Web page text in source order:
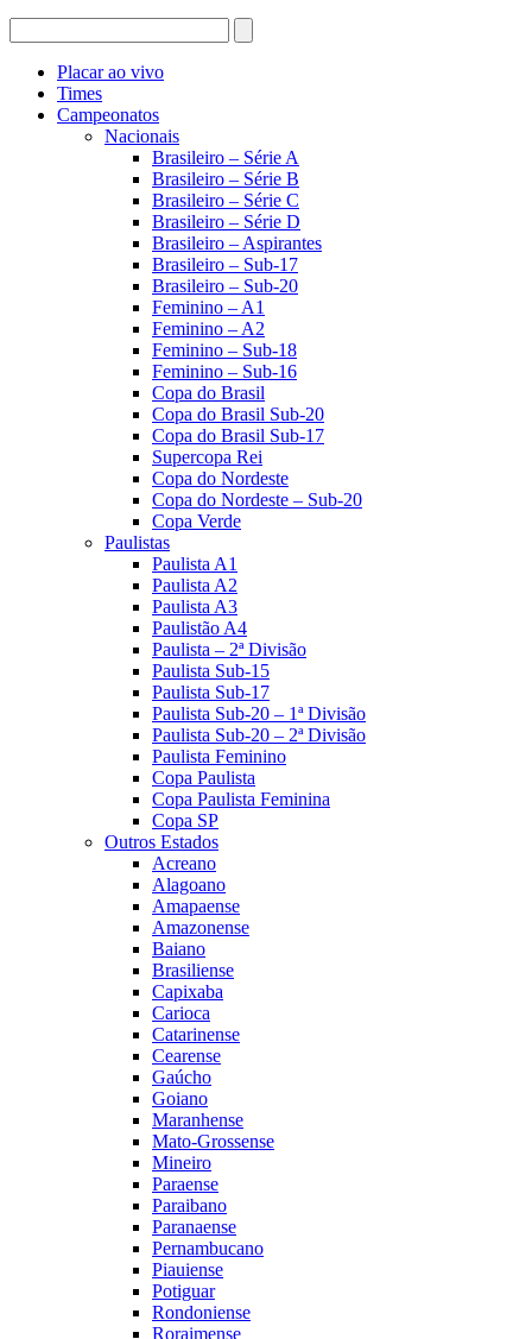
Placar ao vivo
Times
Campeonatos
Nacionais
Brasileiro – Série A
Brasileiro – Série B
Brasileiro – Série C
Brasileiro – Série D
Brasileiro – Aspirantes
Brasileiro – Sub-17
Brasileiro – Sub-20
Feminino – A1
Feminino – A2
Feminino – Sub-18
Feminino – Sub-16
Copa do Brasil
Copa do Brasil Sub-20
Copa do Brasil Sub-17
Supercopa Rei
Copa do Nordeste
Copa do Nordeste – Sub-20
Copa Verde
Paulistas
Paulista A1
Paulista A2
Paulista A3
Paulistão A4
Paulista – 2ª Divisão
Paulista Sub-15
Paulista Sub-17
Paulista Sub-20 – 1ª Divisão
Paulista Sub-20 – 2ª Divisão
Paulista Feminino
Copa Paulista
Copa Paulista Feminina
Copa SP
Outros Estados
Acreano
Alagoano
Amapaense
Amazonense
Baiano
Brasiliense
Capixaba
Carioca
Catarinense
Cearense
Gaúcho
Goiano
Maranhense
Mato-Grossense
Mineiro
Paraense
Paraibano
Paranaense
Pernambucano
Piauiense
Potiguar
Rondoniense
Roraimense